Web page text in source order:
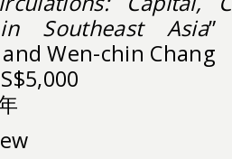
Southeast Asia”
Wen-chin Chang